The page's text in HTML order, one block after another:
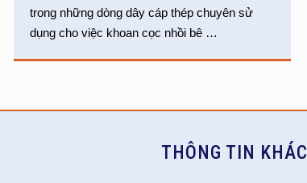
trong những dòng dây cáp thép chuyên sử
dụng cho việc khoan cọc nhồi bê…
THÔNG TIN KHÁC